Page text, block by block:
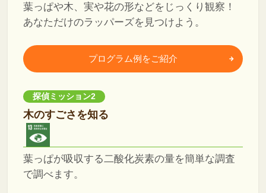
葉っぱや木、実や花の形などをじっくり観察！
あなただけのラッパーズを見つけよう。
プログラム例をご紹介
探偵ミッション2
木のすごさを知る
葉っぱが吸収する二酸化炭素の量を簡単な調査
で調べます。